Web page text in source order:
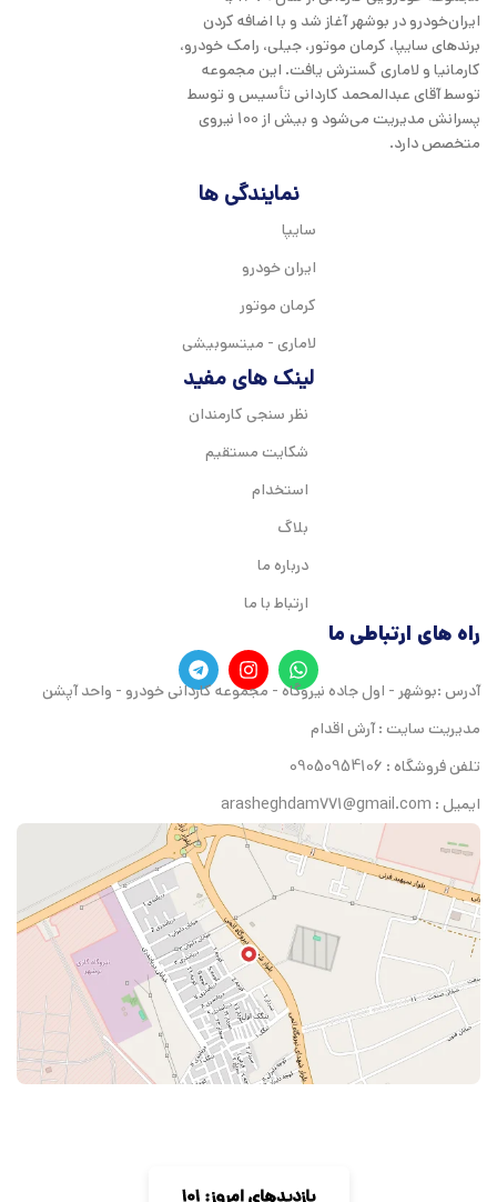
ایران‌خودرو در بوشهر آغاز شد و با اضافه کردن
برندهای سایپا، کرمان موتور، جیلی، رامک خودرو،
کارمانیا و لاماری گسترش یافت. این مجموعه
توسط آقای عبدالمحمد کاردانی تأسیس و توسط
پسرانش مدیریت می‌شود و بیش از 100 نیروی
متخصص دارد.
نمایندگی ها
سایپا
ایران خودرو
کرمان موتور
لاماری - میتسوبیشی
لینک های مفید
نظر سنجی کارمندان
شکایت مستقیم
استخدام
بلاگ
درباره ما
ارتباط با ما
راه های ارتباطی ما
آدرس :بوشهر - اول جاده نیروگاه - مجموعه کاردانی خودرو - واحد آپشن
مدیریت سایت : آرش اقدام
تلفن فروشگاه : 09050954106
ایمیل : arasheghdam771@gmail.com
بازدیدهای امروز: 101